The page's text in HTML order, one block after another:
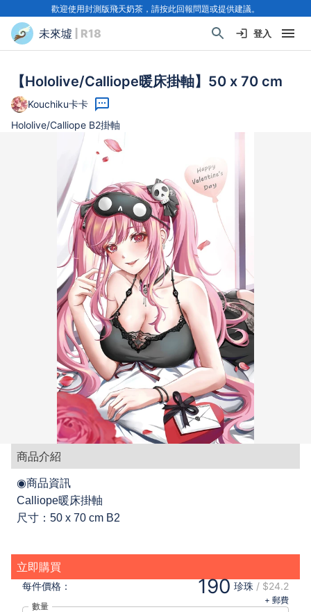
歡迎使用封測版飛天奶茶，請按此回報問題或提供建議。
未來墟 | R18 登入
【Hololive/Calliope暖床掛軸】50 x 70 cm
Kouchiku卡卡
Hololive/Calliope B2掛軸
商品介紹
◉商品資訊
Calliope暖床掛軸
尺寸：50 x 70 cm B2
立即購買
每件價格： 190 珍珠 / $24.2
+ 郵費
數量